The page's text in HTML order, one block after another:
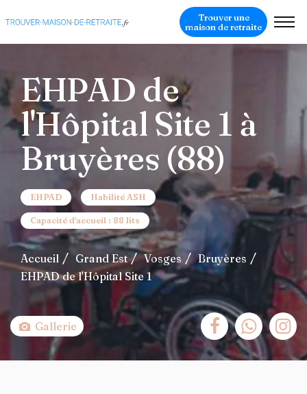
Trouver une
maison de retraite
EHPAD de
l'Hôpital Site 1 à
Bruyères (88)
EHPAD Habilité ASH
Capacité d'accueil : 88 lits
Accueil Grand Est Vosges
Bruyères
EHPAD de l'Hôpital Site 1
Gallerie